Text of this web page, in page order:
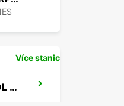
DAVAO AIRPORT VIEW PETROL STATION
Více stanic